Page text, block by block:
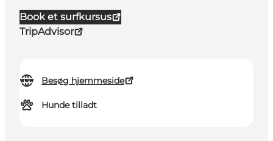
Book et surfkursus
TripAdvisor
Besøg hjemmeside
Hunde tilladt